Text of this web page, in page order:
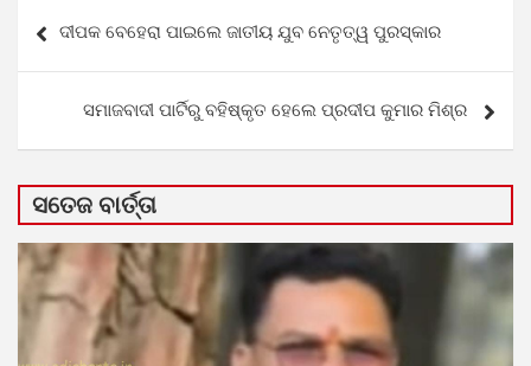
navigation
ଦୀପକ ବେହେରା ପାଇଲେ ଜାତୀୟ ଯୁବ ନେତୃତ୍ୱ ପୁରସ୍କାର
ସମାଜବାଦୀ ପାର୍ଟିରୁ ବହିଷ୍କୃତ ହେଲେ ପ୍ରଦୀପ କୁମାର ମିଶ୍ର
ସତେଜ ବାର୍ତ୍ତା